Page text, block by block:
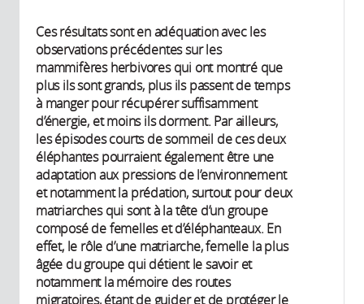
Ces résultats sont en adéquation avec les
observations précédentes sur les
mammifères herbivores qui ont montré que
plus ils sont grands, plus ils passent de temps
à manger pour récupérer suffisamment
d’énergie, et moins ils dorment. Par ailleurs,
les épisodes courts de sommeil de ces deux
éléphantes pourraient également être une
adaptation aux pressions de l’environnement
et notamment la prédation, surtout pour deux
matriarches qui sont à la tête d’un groupe
composé de femelles et d’éléphanteaux. En
effet, le rôle d’une matriarche, femelle la plus
âgée du groupe qui détient le savoir et
notamment la mémoire des routes
migratoires, étant de guider et de protéger le